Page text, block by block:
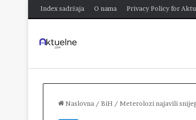
Index sadržaja O nama Privacy Policy for
Naslovna / BiH / Meterolozi najavili